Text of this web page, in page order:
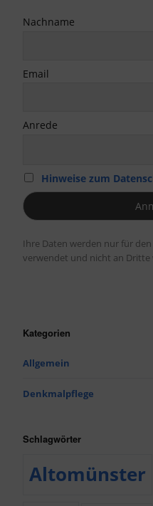
Nachname
Email
Anrede
Hinweise zum
Ihre Daten werden nur für
verwendet und nicht an Dritte
Kategorien
Allgemein
Denkmalpflege
Schlagwörter
Altomünster